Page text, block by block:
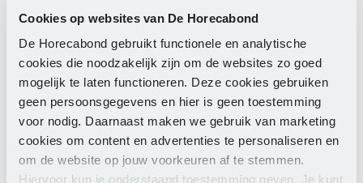
Cookies op websites van De Horecabond
De Horecabond gebruikt functionele en analytische
cookies die noodzakelijk zijn om de websites zo goed
mogelijk te laten functioneren. Deze cookies gebruiken
geen persoonsgegevens en hier is geen toestemming
voor nodig. Daarnaast maken we gebruik van marketing
cookies om content en advertenties te personaliseren en
om de website op jouw voorkeuren af te stemmen.
Hiervoor kun je onderstaand toestemming geven. Je kunt
mensen om ons heen. Maar laten we eerlijk zijn. Is het
niet gek dat een horecamedewerker niet eens weet
wanneer hij of zij klaar is met werken? Want kun je
dan eigenlijk nog wel andere afspraken plannen?
Roosters tijdig bekend
Dat je niet precies weet wanneer je klaar bent en/of